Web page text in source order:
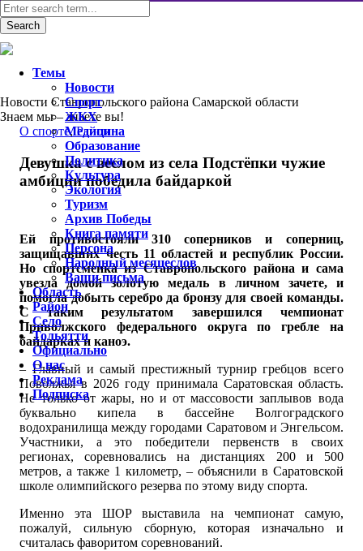
Новости Ставропольского района Самарской области
Знаем мы – знаете вы!
O спорте,Район
Девушка с веслом из села Подстёпки чужие
амбиции победила байдаркой
Ей противостояли 310 соперников и соперниц,
защищавших честь 11 областей и республик России.
Но спортсменка из Ставропольского района и сама
увезла домой золотую медаль в личном зачете, и
помогла добыть серебро да бронзу для своей команды.
С таким результатом завершился чемпионат
Приволжского федерального округа по гребле на
байдарках и каноэ.
– Главный и самый престижный турнир гребцов всего
Поволжья в 2026 году принимала Саратовская область.
Не только от жары, но и от массовости заплывов вода
буквально кипела в бассейне Волгоградского
водохранилища между городами Саратовом и Энгельсом.
Участники, а это победители первенств в своих
регионах, соревновались на дистанциях 200 и 500
метров, а также 1 километр, – объяснили в Саратовской
школе олимпийского резерва по этому виду спорта.
Именно эта ШОР выставила на чемпионат самую,
пожалуй, сильную сборную, которая изначально и
считалась фаворитом соревнований.
Темы
Новости
Спорт
ЖКХ
Медицина
Образование
Политика
Культура
Экология
Туризм
Архив Победы
Книга памяти
Персона
Народный месяцеслов
Ваши письма
Область
Район
Село
Тольятти
Официально
О нас
Реклама
Подписка